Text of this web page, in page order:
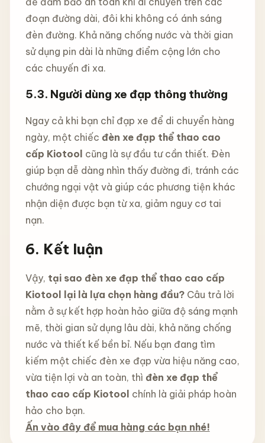
đoạn đường dài, đôi khi không có ánh sáng
đèn đường. Khả năng chống nước và thời gian
sử dụng pin dài là những điểm cộng lớn cho
các chuyến đi xa.
5.3. Người dùng xe đạp thông thường
Ngay cả khi bạn chỉ đạp xe để di chuyển hàng
ngày, một chiếc đèn xe đạp thể thao cao
cấp Kiotool cũng là sự đầu tư cần thiết. Đèn
giúp bạn dễ dàng nhìn thấy đường đi, tránh các
chướng ngại vật và giúp các phương tiện khác
nhận diện được bạn từ xa, giảm nguy cơ tai
nạn.
6. Kết luận
Vậy, tại sao đèn xe đạp thể thao cao cấp
Kiotool lại là lựa chọn hàng đầu?Câu trả lời
nằm ở sự kết hợp hoàn hảo giữa độ sáng mạnh
mẽ, thời gian sử dụng lâu dài, khả năng chống
nước và thiết kế bền bỉ. Nếu bạn đang tìm
kiếm một chiếc đèn xe đạp vừa hiệu năng cao,
vừa tiện lợi và an toàn, thì đèn xe đạp thể
thao cao cấp Kiotool chính là giải pháp hoàn
hảo cho bạn.
Ấn vào đây để mua hàng các bạn nhé!